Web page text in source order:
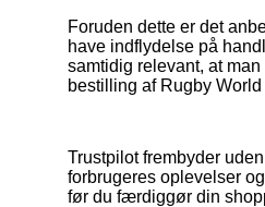
Foruden dette er det
have indflydelse på
samtidig relevant, at
bestilling af Rugby
Trustpilot frembyder
forbrugeres oplevelser
før du færdiggør din